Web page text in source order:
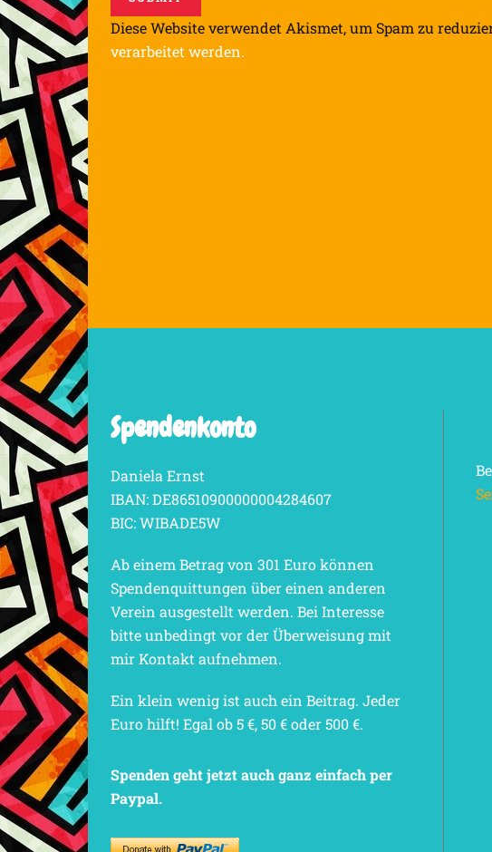
Diese Website verwendet Akismet, um Spam zu
verarbeitet werden.
Spendenkonto
Daniela Ernst
IBAN: DE86510900000004284607
BIC: WIBADE5W
Ab einem Betrag von 301 Euro können
Spendenquittungen über einen anderen
Verein ausgestellt werden. Bei Interesse
bitte unbedingt vor der Überweisung mit
mir Kontakt aufnehmen.
Ein klein wenig ist auch ein Beitrag. Jeder
Euro hilft! Egal ob 5 €, 50 € oder 500 €.
Spenden geht jetzt auch ganz einfach per
Paypal.